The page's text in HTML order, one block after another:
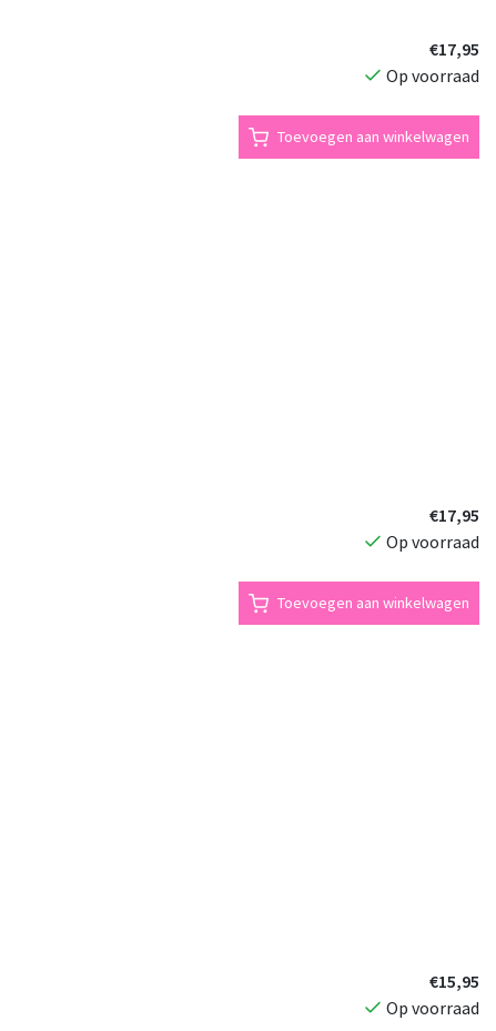
€17,95
Op voorraad
Toevoegen aan winkelwagen
€17,95
Op voorraad
Toevoegen aan winkelwagen
€15,95
Op voorraad